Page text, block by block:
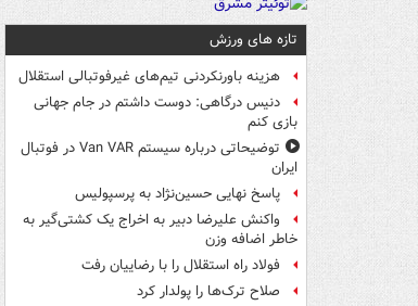
تازه های ورزش
هزینه باورنکردنی تیم‌های غیرفوتبالی استقلال
دنیس درگاهی: دوست داشتم در جام جهانی
بازی کنم
توضیحاتی درباره سیستم Van VAR در فوتبال
ایران
پاسخ نهایی حسین‌نژاد به پرسپولیس
واکنش علیرضا دبیر به اخراج یک کشتی‌گیر به
خاطر اضافه وزن
فولاد راه استقلال را با رضاییان رفت
صلاح ترک‌ها را پولدار کرد